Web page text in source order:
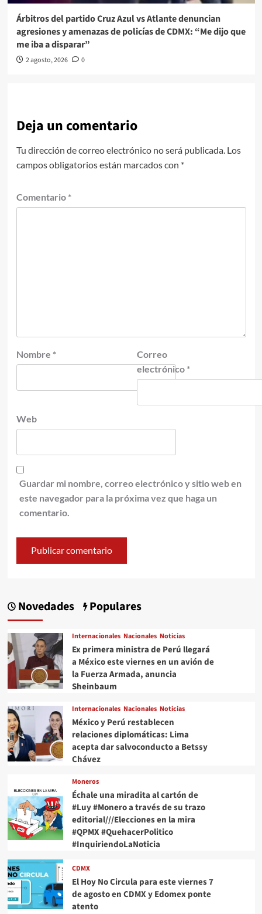
Árbitros del partido Cruz Azul vs Atlante denuncian
agresiones y amenazas de policías de CDMX: “Me dijo que
me iba a disparar”
2 agosto, 2026 0
Deja un comentario
Tu dirección de correo electrónico no será publicada. Los
campos obligatorios están marcados con *
Comentario *
Nombre *
Correo
electrónico *
Web
Guardar mi nombre, correo electrónico y sitio web en
este navegador para la próxima vez que haga un
comentario.
Novedades Populares
Internacionales Nacionales Noticias
Ex primera ministra de Perú llegará
a México este viernes en un avión de
la Fuerza Armada, anuncia
Sheinbaum
Internacionales Nacionales Noticias
México y Perú restablecen
relaciones diplomáticas: Lima
acepta dar salvoconducto a Betssy
Chávez
Moneros
Échale una miradita al cartón de
#Luy #Monero a través de su trazo
editorial///Elecciones en la mira
#QPMX #QuehacerPolitico
#InquiriendoLaNoticia
CDMX
El Hoy No Circula para este viernes 7
de agosto en CDMX y Edomex ponte
atento